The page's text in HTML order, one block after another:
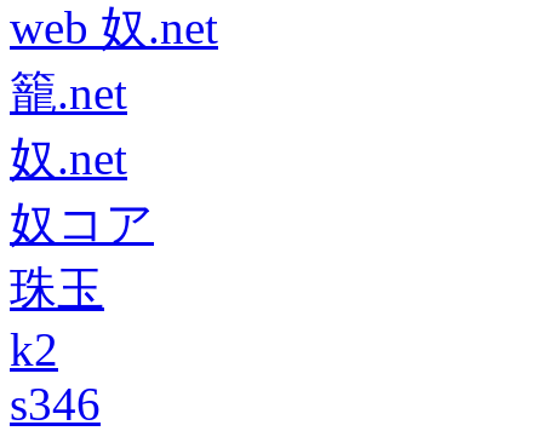
web 奴.net
籠.net
奴.net
奴コア
珠玉
k2
s346